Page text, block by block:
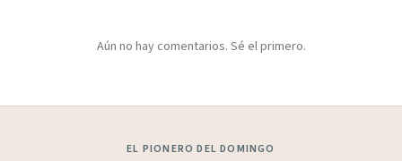
Aún no hay comentarios. Sé el primero.
EL PIONERO DEL DOMINGO